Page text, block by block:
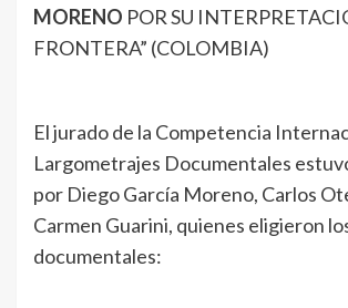
MORENO POR SU
FRONTERA” (COLOMBIA)
El jurado de la Competencia
Largometrajes Documentales
por Diego García Moreno, Carlos
Carmen Guarini, quienes eligieron
documentales: